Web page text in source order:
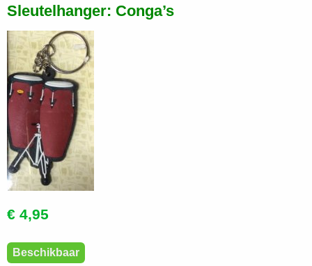
Sleutelhanger: Conga’s
€ 4,95
Beschikbaar